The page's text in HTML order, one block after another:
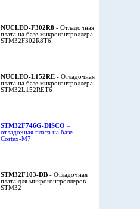
NUCLEO-F302R8 - Отладочная
плата на базе микроконтроллера
STM32F302R8T6
NUCLEO-L152RE - Отладочная
плата на базе микроконтроллера
STM32L152RET6
STM32F746G-DISCO –
отладочная плата на базе
Cortex-M7
STM32F103-DB - Отладочная
плата для микроконтроллеров
STM32